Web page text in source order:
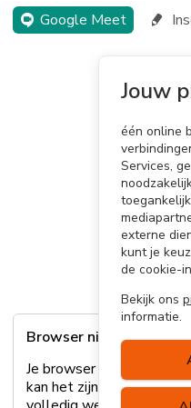
Jouw
één online
Services,
externe
kunt je
de cookie-
Bekijk ons
informatie.
Google Meet
Browser niet
Je browser wordt helaas
kan het zijn dat